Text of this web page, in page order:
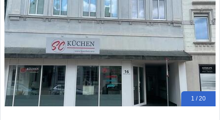
1 / 20